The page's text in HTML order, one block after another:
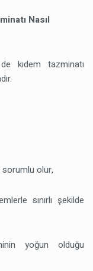
Nasıl
kıdem tazminatı
sorumlu olur,
sınırlı şekilde
yoğun olduğu